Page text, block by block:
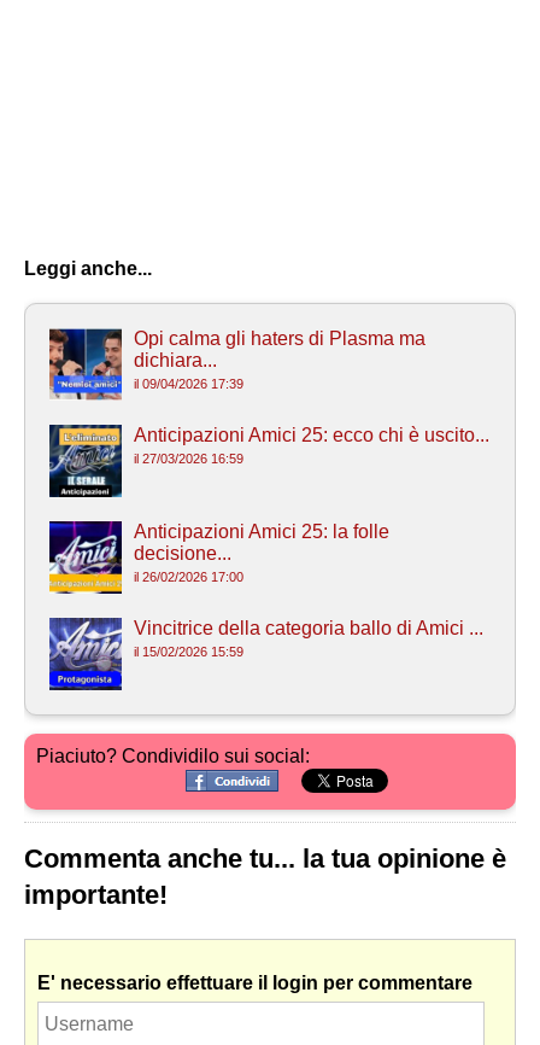
Leggi anche...
Opi calma gli haters di Plasma ma
dichiara...
il 09/04/2026 17:39
Anticipazioni Amici 25: ecco chi è uscito...
il 27/03/2026 16:59
Anticipazioni Amici 25: la folle
decisione...
il 26/02/2026 17:00
Vincitrice della categoria ballo di Amici ...
il 15/02/2026 15:59
Piaciuto? Condividilo sui social:
Commenta anche tu... la tua opinione è
importante!
E' necessario effettuare il login per commentare